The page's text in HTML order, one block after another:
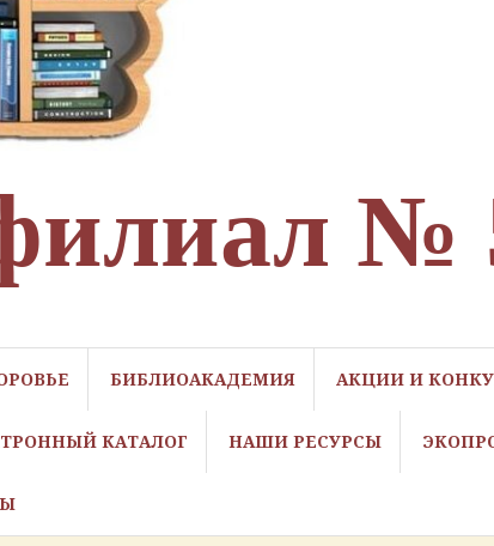
№
БИБЛИОАКАДЕМИЯ АКЦИИ И
КАТАЛОГ НАШИ РЕСУРСЫ